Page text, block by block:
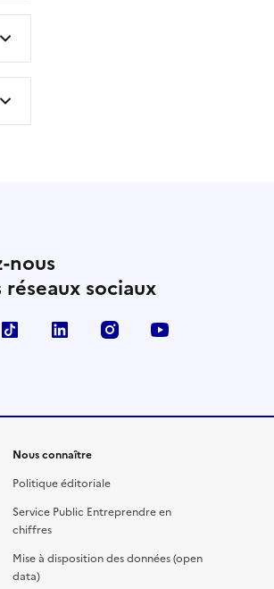
nous
réseaux sociaux
TikTok Linkedin Instagram
Nous connaître
Politique éditoriale
Service Public Entreprendre en
chiffres
Mise à disposition des données (open
data)